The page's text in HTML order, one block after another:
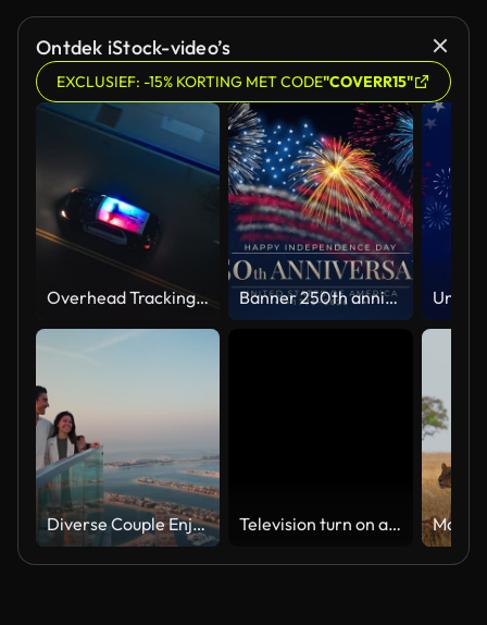
Ontdek iStock-video’s
EXCLUSIEF: -15% KORTING MET CODE"COVERR15"
Overhead Tracking Drone Shot of a Police Car Driving on a City Street with Lights On at Night Banner 250th anniversary of the USA. 250 years of independence. 4th of july 2026 usa independence day, video greeting card. US flag fireworks on blue sky background. Fourth of july. 4k seamless loop
Diverse Couple Enjoying Sunset Views from High Rise Sky Deck Overlooking Palm Jumeirah Television turn on and off. Switch on tv effect, switch off tv effect. Turn on Lcd TV effect, turn off TV effect . Led Tv on and off on black background